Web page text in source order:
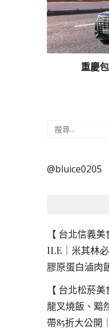
重慶
搜
鍵
@bluice0205
【 台北信義
ILE｜米其林
膠原蛋白滷肉
【 台北松菸
龍叉燒飯、黯
帶85折大公開